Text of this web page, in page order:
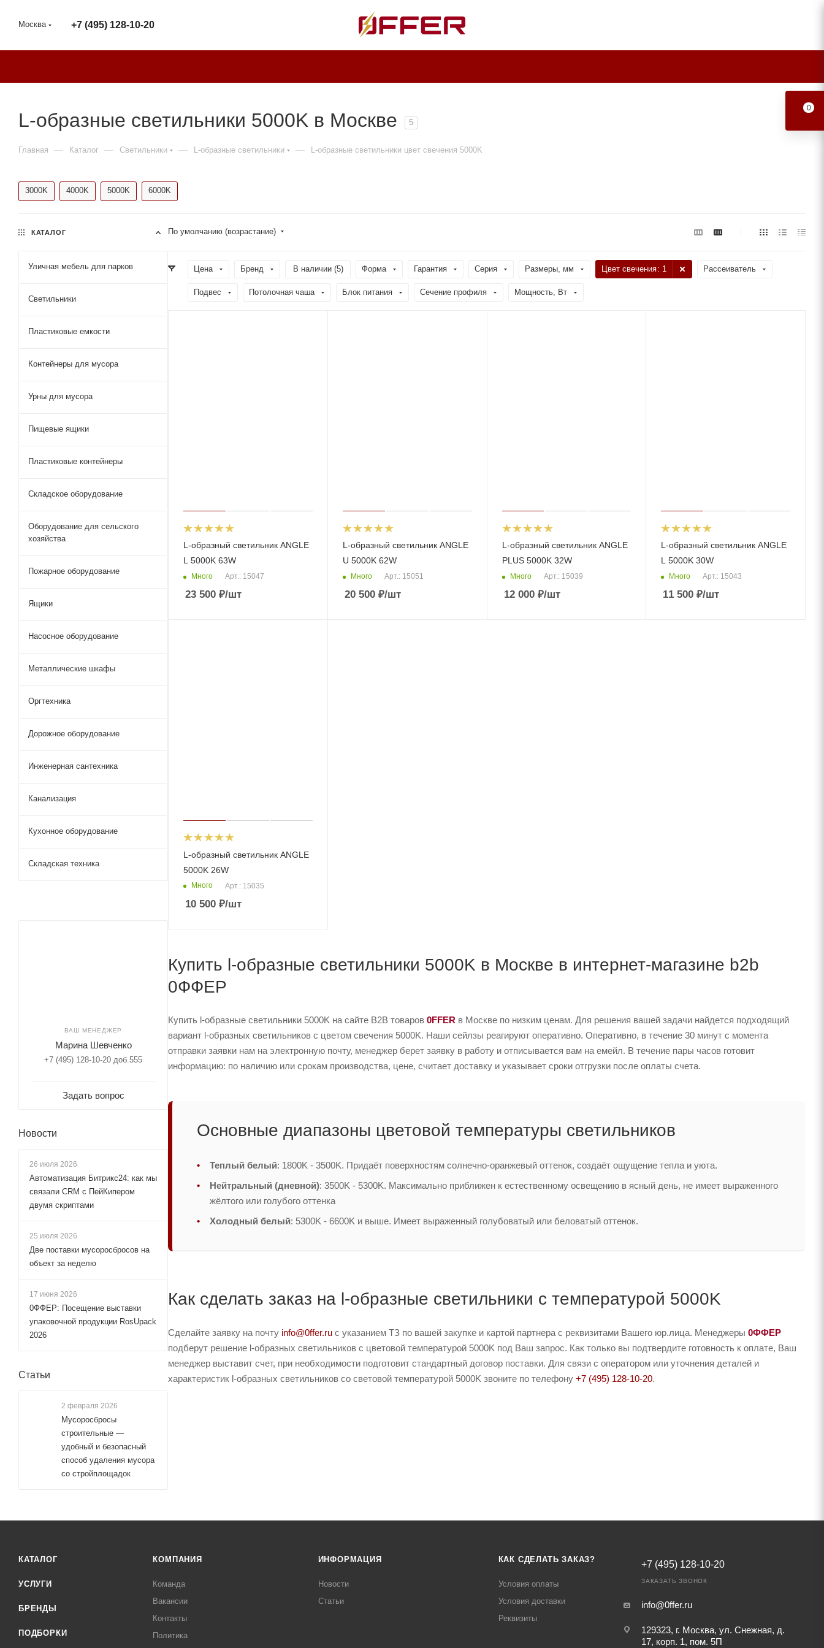
Москва +7 (495) 128-10-20
L-образные светильники 5000K в Москве 5
Главная — Каталог — Светильники — L-образные светильники — L-образные светильники цвет свечения 5000K
3000K 4000K 5000K 6000K
По умолчанию (возрастание)
Цена Бренд В наличии (5) Форма Гарантия Серия Размеры, мм Цвет свечения: 1 Рассеиватель
Подвес Потолочная чаша Блок питания Сечение профиля Мощность, Вт
L-образный светильник ANGLE
L 5000K 63W
Много Арт.: 15047
23 500 ₽/шт
L-образный светильник ANGLE
U 5000K 62W
Много Арт.: 15051
20 500₽/шт
L-образный светильник ANGLE
PLUS 5000K 32W
Много Арт.: 15039
12 000₽/шт
L-образный светильник ANGLE
L 5000K 30W
Много Арт.: 15043
11 500 ₽/шт
L-образный светильник ANGLE
5000K 26W
Много Арт.: 15035
10 500 ₽/шт
Купить l-образные светильники 5000K в Москве в интернет-магазине b2b
0ФФЕР
Купить l-образные светильники 5000K на сайте B2B товаров 0FFER в Москве по низким ценам. Для решения вашей задачи найдется подходящий
вариант l-образных светильников с цветом свечения 5000K. Наши сейлзы реагируют оперативно. Оперативно, в течение 30 минут с момента
отправки заявки нам на электронную почту, менеджер берет заявку в работу и отписывается вам на емейл. В течение пары часов готовит
информацию: по наличию или срокам производства, цене, считает доставку и указывает сроки отгрузки после оплаты счета.
Основные диапазоны цветовой температуры светильников
Теплый белый: 1800K - 3500K. Придаёт поверхностям солнечно-оранжевый оттенок, создаёт ощущение тепла и уюта.
Нейтральный (дневной): 3500K - 5300K. Максимально приближен к естественному освещению в ясный день, не имеет выраженного
жёлтого или голубого оттенка
Холодный белый: 5300K - 6600K и выше. Имеет выраженный голубоватый или беловатый оттенок.
Как сделать заказ на l-образные светильники с температурой 5000K
Сделайте заявку на почту info@0ffer.ru с указанием ТЗ по вашей закупке и картой партнера с реквизитами Вашего юр.лица. Менеджеры 0ФФЕР
подберут решение l-образных светильников с цветовой температурой 5000K под Ваш запрос. Как только вы подтвердите готовность к оплате, Ваш
менеджер выставит счет, при необходимости подготовит стандартный договор поставки. Для связи с оператором или уточнения деталей и
характеристик l-образных светильников со световой температурой 5000K звоните по телефону +7 (495) 128-10-20.
КАТАЛОГ
Уличная мебель для парков
Светильники
Пластиковые емкости
Контейнеры для мусора
Урны для мусора
Пищевые ящики
Пластиковые контейнеры
Складское оборудование
Оборудование для сельского
хозяйства
Пожарное оборудование
Ящики
Насосное оборудование
Металлические шкафы
Оргтехника
Дорожное оборудование
Инженерная сантехника
Канализация
Кухонное оборудование
Складская техника
ВАШ МЕНЕДЖЕР
Марина Шевченко
+7 (495) 128-10-20 доб.555
Задать вопрос
Новости
26 июля 2026
Автоматизация Битрикс24: как мы
связали CRM с ПейКипером
двумя скриптами
25 июля 2026
Две поставки мусоросбросов на
объект за неделю
17 июня 2026
0ФФЕР: Посещение выставки
упаковочной продукции RosUpack
2026
Статьи
2 февраля 2026
Мусоросбросы
строительные —
удобный и безопасный
способ удаления мусора
со стройплощадок
КАТАЛОГ
УСЛУГИ
БРЕНДЫ
ПОДБОРКИ
КОМПАНИЯ
Команда
Вакансии
Контакты
Политика
ИНФОРМАЦИЯ
Новости
Статьи
КАК СДЕЛАТЬ ЗАКАЗ?
Условия оплаты
Условия доставки
Реквизиты
+7 (495) 128-10-20
ЗАКАЗАТЬ ЗВОНОК
info@0ffer.ru
129323, г. Москва, ул. Снежная, д.
17, корп. 1, пом. 5П
0